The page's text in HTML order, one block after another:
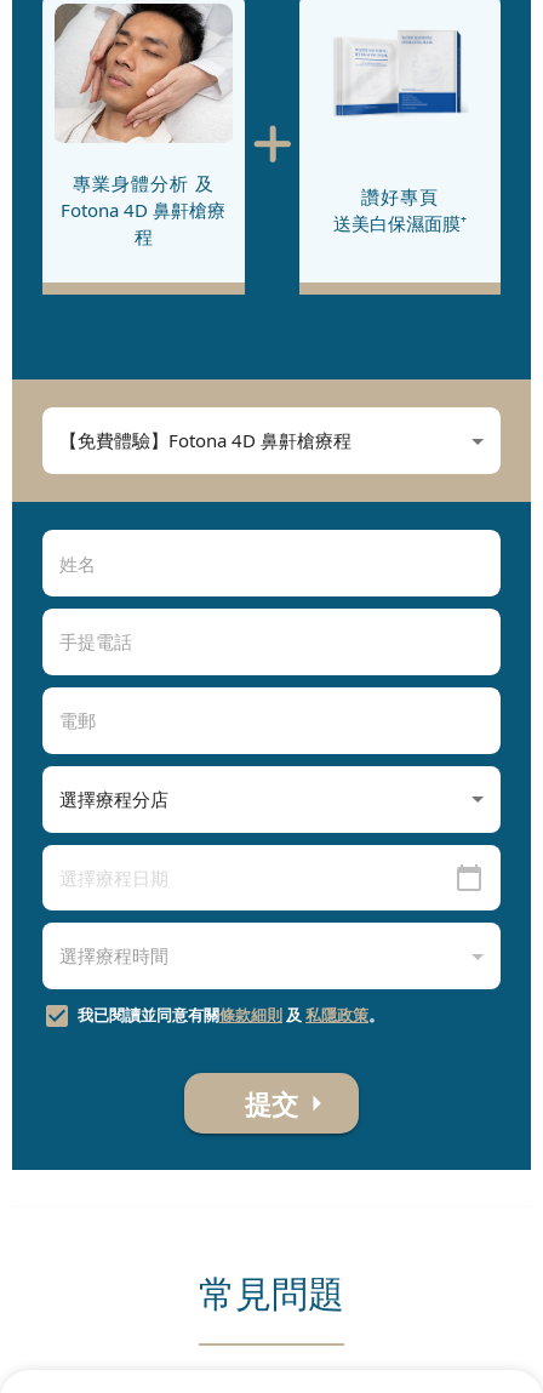
專業身體分析 及
Fotona 4D 鼻鼾槍療
程
讚好專頁
送美白保濕面膜⁺
我已閱讀並同意有關條款細則及 私隱政策。
提交
常見問題